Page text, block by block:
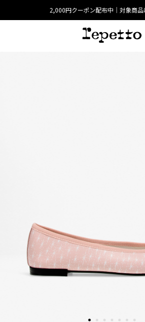
2,000円クーポン配布中｜対象商品